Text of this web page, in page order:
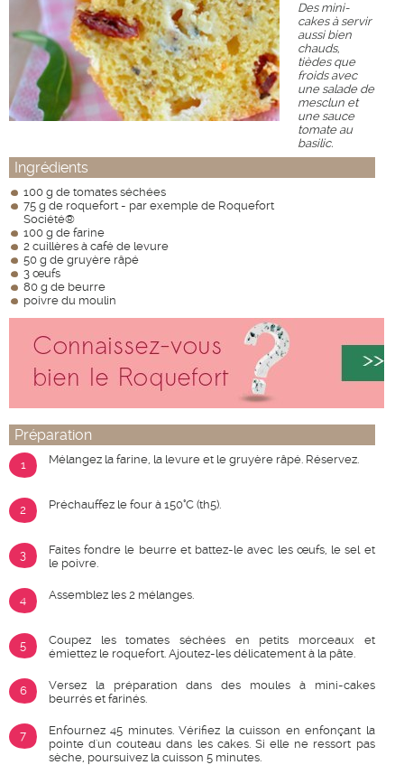
Des mini-
cakes à servir
aussi bien
chauds,
tièdes que
froids avec
une salade de
mesclun et
une sauce
tomate au
basilic.
Ingrédients
100 g de tomates séchées
75 g de roquefort - par exemple de Roquefort
Société®
100 g de farine
2 cuillères à café de levure
50 g de gruyère râpé
3 œufs
80 g de beurre
poivre du moulin
Préparation
1 Mélangez la farine, la levure et le gruyère râpé. Réservez.
2 Préchauffez le four à 150°C (th5).
3
Faites fondre le beurre et battez-le avec les œufs, le sel et
le poivre.
4 Assemblez les 2 mélanges.
5
Coupez les tomates séchées en petits morceaux et
émiettez le roquefort. Ajoutez-les délicatement à la pâte.
6
Versez la préparation dans des moules à mini-cakes
beurrés et farinés.
7
Enfournez 45 minutes. Vérifiez la cuisson en enfonçant la
pointe d'un couteau dans les cakes. Si elle ne ressort pas
sèche, poursuivez la cuisson 5 minutes.